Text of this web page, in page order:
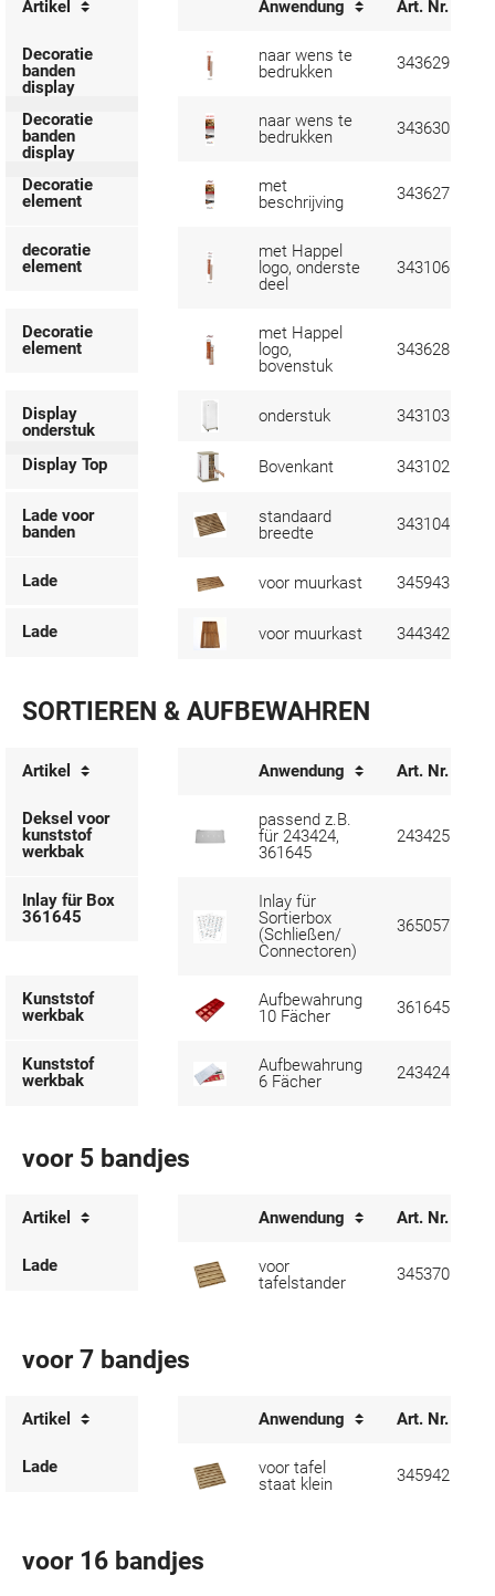
Artikel Anwendung Art. Nr.
Decoratie
banden
display
naar wens te
bedrukken
343629
Decoratie
banden
display
naar wens te
bedrukken
343630
Decoratie
element
met
beschrijving
343627
decoratie
element
met Happel
logo, onderste
deel
343106
Decoratie
element
met Happel
logo,
bovenstuk
343628
Display
onderstuk
onderstuk 343103
Display Top Bovenkant 343102
Lade voor
banden
standaard
breedte
343104
Lade voor muurkast 345943
Lade voor muurkast 344342
SORTIEREN & AUFBEWAHREN
Artikel Anwendung Art. Nr.
Deksel voor
kunststof
werkbak
passend z.B.
für 243424,
361645
243425
Inlay für Box
361645
Inlay für
Sortierbox
(Schließen/
Connectoren)
365057
Kunststof
werkbak
Aufbewahrung
10 Fächer
361645
Kunststof
werkbak
Aufbewahrung
6 Fächer
243424
voor 5 bandjes
Artikel Anwendung Art. Nr.
Lade
voor
tafelstander
345370
voor 7 bandjes
Artikel Anwendung Art. Nr.
Lade
voor tafel
staat klein
345942
voor 16 bandjes